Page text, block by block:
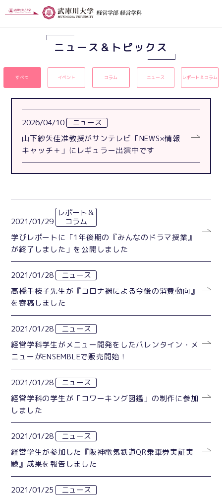
ニュース＆トピックス
すべて イベント コラム ニュース レポート＆コラム
2026/04/10
ニュース
山下紗矢佳准教授がサンテレビ「NEWS×情報
キャッチ＋」にレギュラー出演中です
2021/01/29
レポート＆
コラム
学びレポートに「1年後期の『みんなのドラマ授業』
が終了しました」を公開しました
2021/01/28
ニュース
高橋千枝子先生が『コロナ禍による今後の消費動向』
を寄稿しました
2021/01/28
ニュース
経営学科学生がメニュー開発をしたバレンタイン・メ
ニューがENSEMBLEで販売開始！
2021/01/28
ニュース
経営学科の学生が「コワーキング図鑑」の制作に参加
しました
2021/01/28
ニュース
経営学生が参加した『阪神電気鉄道QR乗車券実証実
験』成果を報告しました
2021/01/25
ニュース